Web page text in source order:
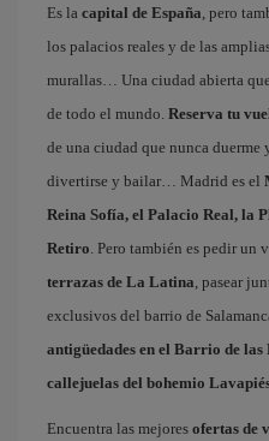
Es la capital de España, pero
los palacios reales y de las
murallas… Una ciudad abierta
de todo el mundo. Reserva tu
de una ciudad que nunca duerme
divertirse y bailar… Madrid es el
Reina Sofía, el Palacio Real, la
Retiro. Pero también es pedir un
terrazas de La Latina, pasear
exclusivos del barrio de
antigüedades en el Barrio de las
callejuelas del bohemio
Encuentra las mejores ofertas de